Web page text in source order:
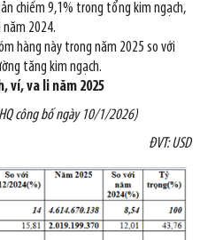
chiếm 9,1% trong tổng kim ngạch,
2024.
hàng này trong năm 2025 so với
tăng kim ngạch.
ví, va li năm 2025
công bố ngày 10/1/2026)
ĐVT: USD